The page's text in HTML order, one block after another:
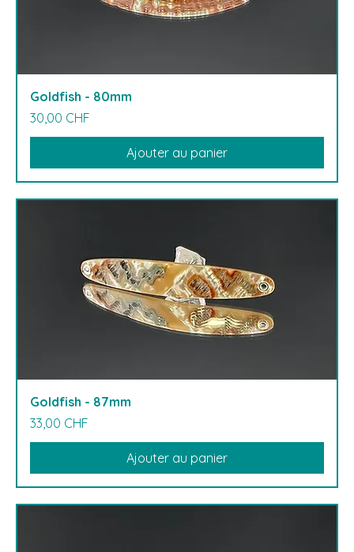
Goldfish - 80mm
Prix
30,00 CHF
Ajouter au panier
Goldfish - 87mm
Prix
33,00 CHF
Ajouter au panier